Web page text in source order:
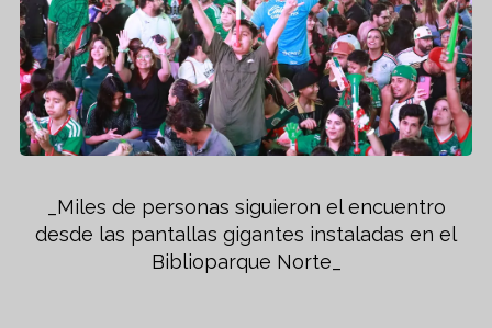
_Miles de personas siguieron el encuentro
desde las pantallas gigantes instaladas en el
Biblioparque Norte_